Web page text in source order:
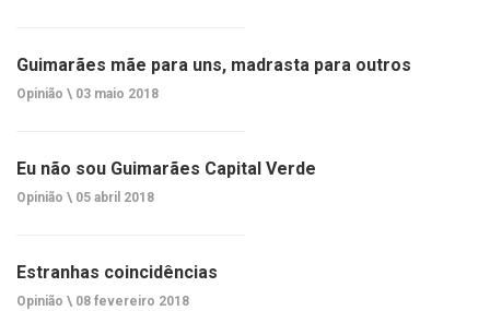
Guimarães mãe para uns, madrasta para outros
Opinião \ 03 maio 2018
Eu não sou Guimarães Capital Verde
Opinião \ 05 abril 2018
Estranhas coincidências
Opinião \ 08 fevereiro 2018